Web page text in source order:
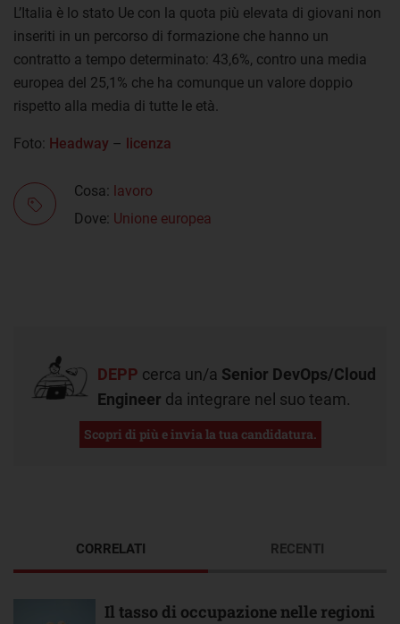
L’Italia è lo stato Ue con la quota più elevata di giovani non
inseriti in un percorso di formazione che hanno un
contratto a tempo determinato: 43,6%, contro una media
europea del 25,1% che ha comunque un valore doppio
rispetto alla media di tutte le età.
Foto: Headway – licenza
Cosa: lavoro
Dove: Unione europea
DEPP cerca un/a Senior DevOps/Cloud
Engineer da integrare nel suo team.
Scopri di più e invia la tua candidatura.
CORRELATI
Il tasso di occupazione nelle regioni
RECENTI